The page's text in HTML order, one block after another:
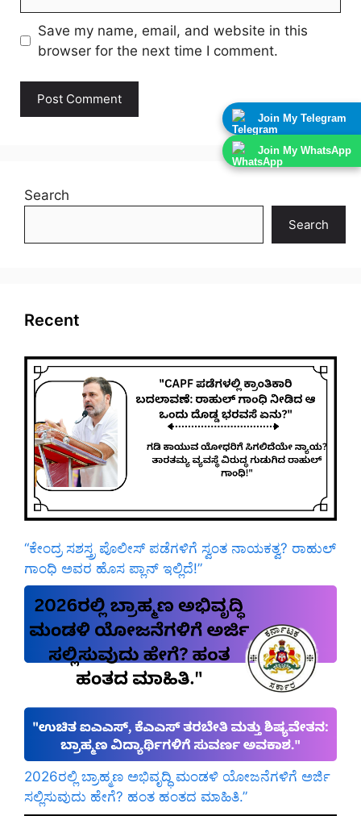
Join My Telegram
Join My WhatsApp
Save my name, email, and website in this
browser for the next time I comment.
Search
Search
Recent
“ಕೇಂದ್ರ ಸಶಸ್ತ್ರ ಪೊಲೀಸ್ ಪಡೆಗಳಿಗೆ ಸ್ವಂತ ನಾಯಕತ್ವ? ರಾಹುಲ್
ಗಾಂಧಿ ಅವರ ಹೊಸ ಪ್ಲಾನ್ ಇಲ್ಲಿದೆ!”
2026ರಲ್ಲಿ ಬ್ರಾಹ್ಮಣ ಅಭಿವೃದ್ಧಿ ಮಂಡಳಿ ಯೋಜನೆಗಳಿಗೆ ಅರ್ಜಿ
ಸಲ್ಲಿಸುವುದು ಹೇಗೆ? ಹಂತ ಹಂತದ ಮಾಹಿತಿ.”